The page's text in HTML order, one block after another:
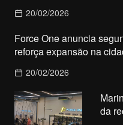
20/02/2026
Force One anuncia
reforça expansão na
20/02/2026
da